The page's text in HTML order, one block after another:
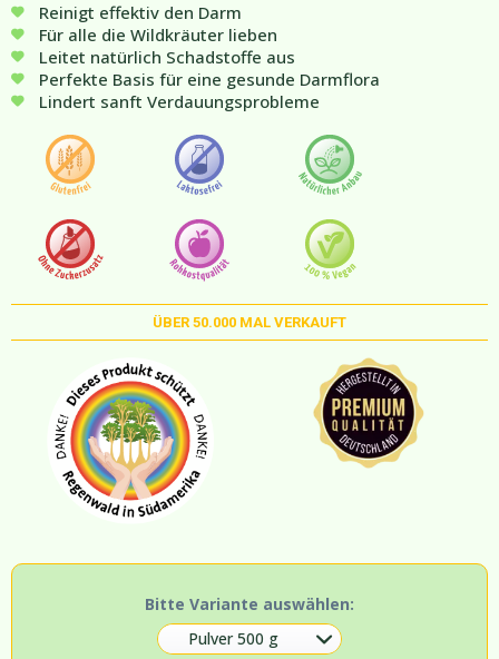
Reinigt effektiv den Darm
Für alle die Wildkräuter lieben
Leitet natürlich Schadstoffe aus
Perfekte Basis für eine gesunde Darmflora
Lindert sanft Verdauungsprobleme
ÜBER 50.000 MAL VERKAUFT
Bitte Variante auswählen: